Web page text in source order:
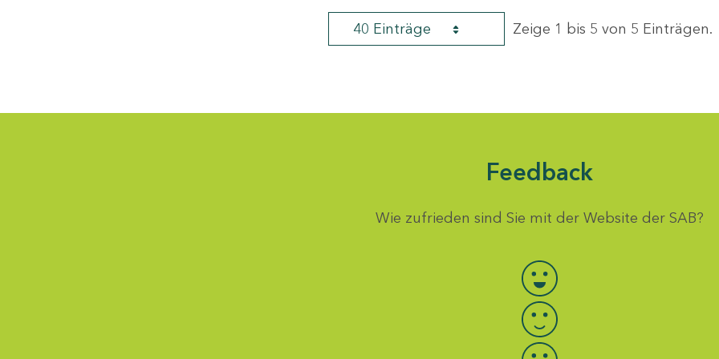
40 Einträge Zeige 1 bis 5 von 5 Einträgen.
Feedback
Wie zufrieden sind Sie mit der Website der SAB?
Bewertung auswählen